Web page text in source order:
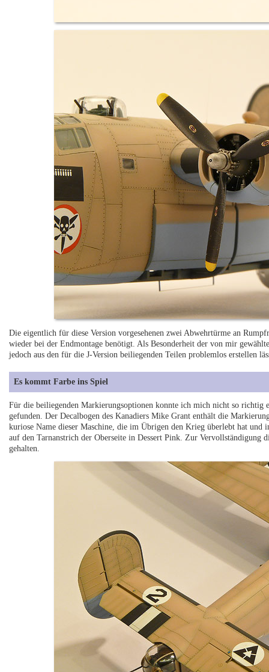
Die eigentlich für diese Version vorgesehenen zwei Abwehrtürme an
wieder bei der Endmontage benötigt. Als Besonderheit der von mir
jedoch aus den für die J-Version beiliegenden Teilen problemlos erstellen
Es kommt Farbe ins Spiel
Für die beiliegenden Markierungsoptionen konnte ich mich nicht so
gefunden. Der Decalbogen des Kanadiers Mike Grant enthält die
kuriose Name dieser Maschine, die im Übrigen den Krieg überlebt hat
auf den Tarnanstrich der Oberseite in Dessert Pink. Zur Vervollständigung
gehalten.